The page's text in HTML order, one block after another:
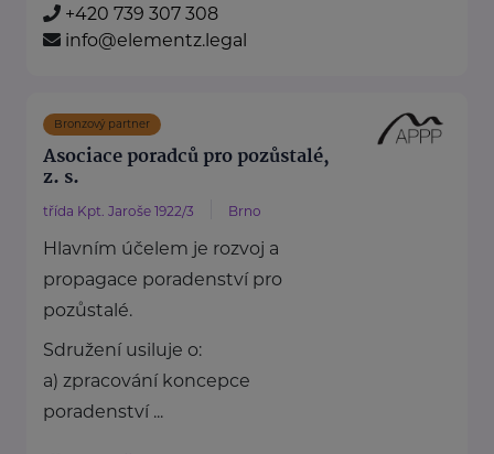
+420 739 307 308
info@elementz.legal
Bronzový partner
Asociace poradců pro pozůstalé,
z. s.
třída Kpt. Jaroše 1922/3 Brno
Hlavním účelem je rozvoj a
propagace poradenství pro
pozůstalé.
Sdružení usiluje o:
a) zpracování koncepce
poradenství ...